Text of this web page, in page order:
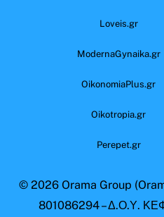
Loveis.gr
ModernaGynaika.gr
OikonomiaPlus.gr
Oikotropia.gr
Perepet.gr
© 2026 Orama Group
801086294 – Δ.Ο.Υ.